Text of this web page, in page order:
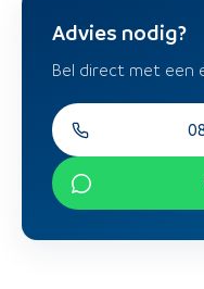
Advies nodig?
Bel direct met een